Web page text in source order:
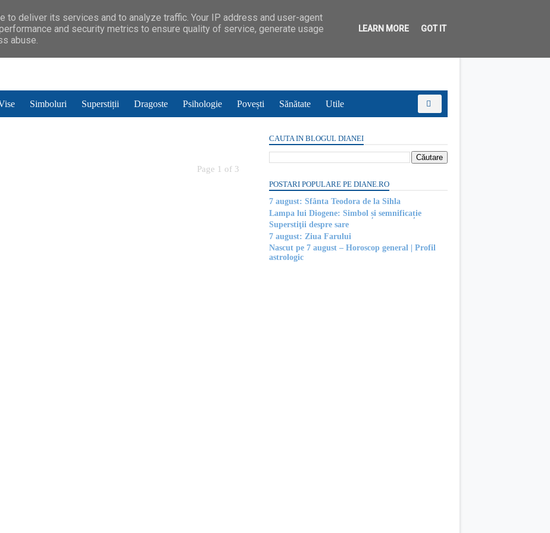
Simboluri Superstiții Dragoste Psihologie Povești Sănătate Utile
Page 1 of 3
CAUTA IN BLOGUL DIANEI
POSTARI POPULARE PE DIANE.RO
7 august: Sfânta Teodora de la Sihla
Lampa lui Diogene: Simbol și semnificație
Superstiţii despre sare
7 august: Ziua Farului
Nascut pe 7 august – Horoscop general | Profil
astrologic
to deliver its services and to analyze traffic. Your IP address and user-agent
and security metrics to ensure quality of service, generate usage
abuse.
LEARN MORE GOT IT